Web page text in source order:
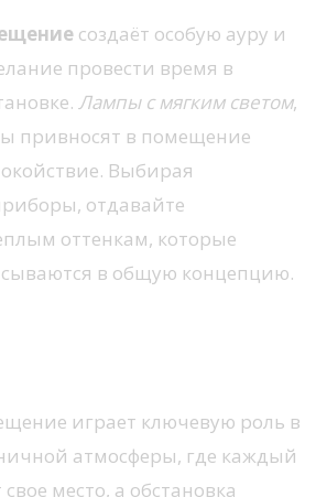
создаёт особую ауру и
провести время в
Лампы с мягким светом,
привносят в помещение
Выбирая
отдавайте
оттенкам, которые
в общую концепцию.
играет ключевую роль в
атмосферы, где каждый
место, а обстановка